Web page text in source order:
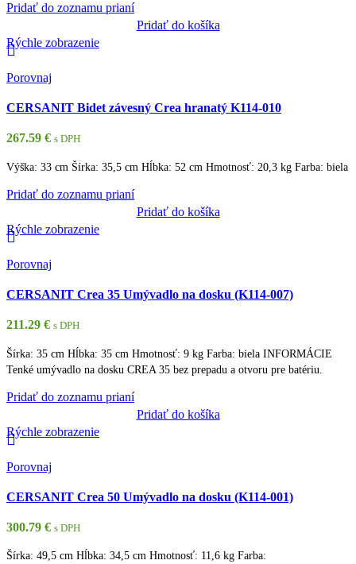
Pridať do zoznamu prianí
Pridať do košíka
Rýchle zobrazenie
Porovnaj
CERSANIT Bidet závesný Crea hranatý K114-010
267.59 € s DPH
Výška: 33 cm Šírka: 35,5 cm Hĺbka: 52 cm Hmotnosť: 20,3 kg Farba: biela
Pridať do zoznamu prianí
Pridať do košíka
Rýchle zobrazenie
Porovnaj
CERSANIT Crea 35 Umývadlo na dosku (K114-007)
211.29 € s DPH
Šírka: 35 cm Hĺbka: 35 cm Hmotnosť: 9 kg Farba: biela INFORMÁCIE
Tenké umývadlo na dosku CREA 35 bez prepadu a otvoru pre batériu.
Pridať do zoznamu prianí
Pridať do košíka
Rýchle zobrazenie
Porovnaj
CERSANIT Crea 50 Umývadlo na dosku (K114-001)
300.79 € s DPH
Šírka: 49,5 cm Hĺbka: 34,5 cm Hmotnosť: 11,6 kg Farba: